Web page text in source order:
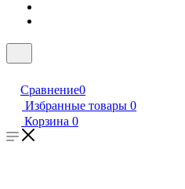
Сравнение0
Избранные товары 0
Корзина 0